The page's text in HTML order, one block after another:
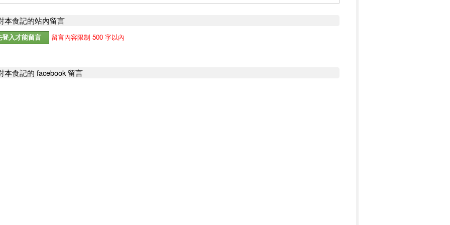
食記的站內留言
留言內容限制 500 字以內
食記的 facebook 留言